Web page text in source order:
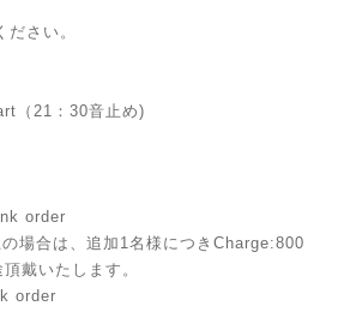
さい。
（21：30音止め)
order
場合は、追加1名様につきCharge:800
戴いたします。
order